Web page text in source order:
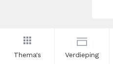
Thema's Verdieping
CBS
AANDEEL NEETS
(%)